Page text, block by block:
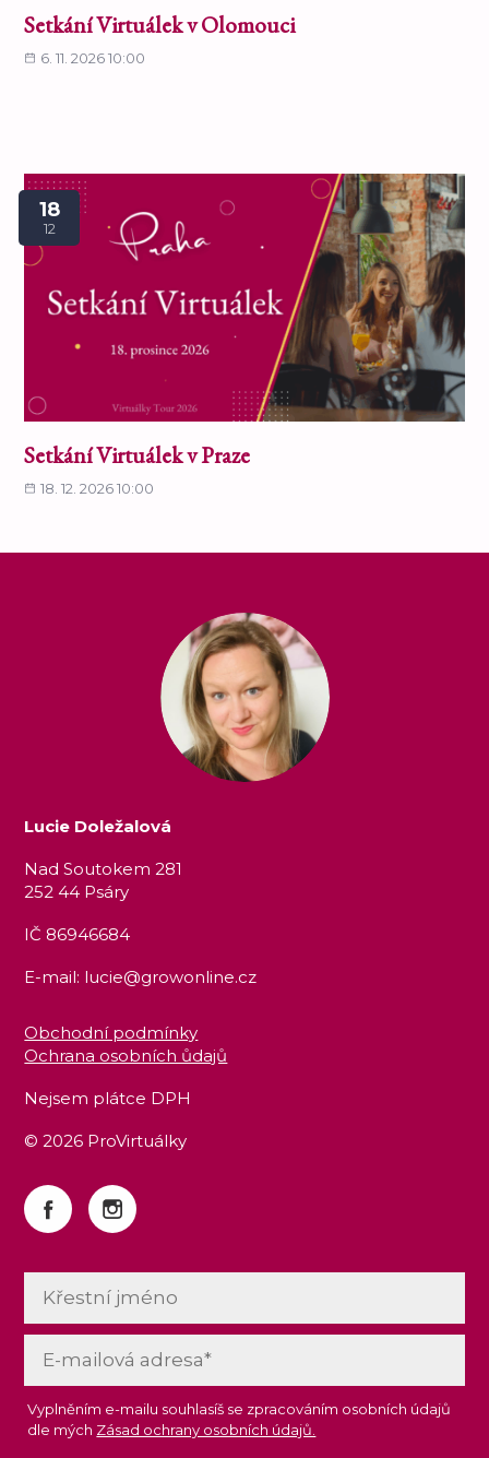
Setkání Virtuálek v Olomouci
6. 11. 2026 10:00
18
12
Setkání Virtuálek v Praze
18. 12. 2026 10:00
Lucie Doležalová
Nad Soutokem 281
252 44 Psáry
IČ 86946684
E-mail: lucie@growonline.cz
Obchodní podmínky
Ochrana osobních ůdajů
Nejsem plátce DPH
© 2026 ProVirtuálky
Vyplněním e-mailu souhlasíš se zpracováním osobních údajů
dle mých Zásad ochrany osobních údajů.